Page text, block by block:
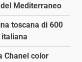
Mediterraneo
toscana di 600
Chanel color